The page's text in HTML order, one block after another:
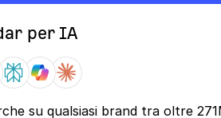
per IA
su qualsiasi brand tra oltre